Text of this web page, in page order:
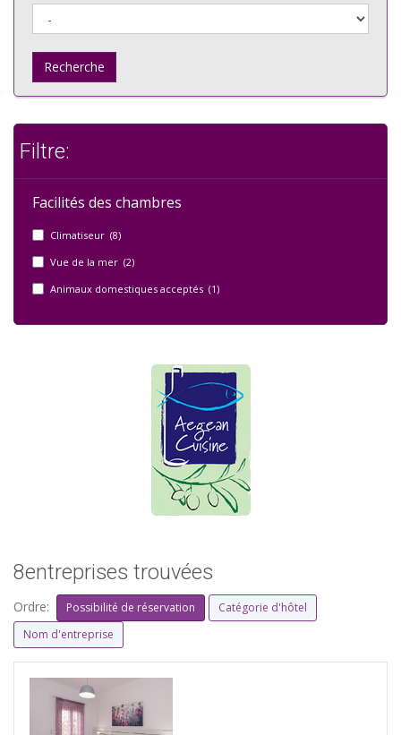
Recherche
Filtre:
Facilités des chambres
Climatiseur (8)
Vue de la mer (2)
Animaux domestiques acceptés (1)
8entreprises trouvées
Ordre: Possibilité de réservation
Catégorie d'hôtel
Nom d'entreprise